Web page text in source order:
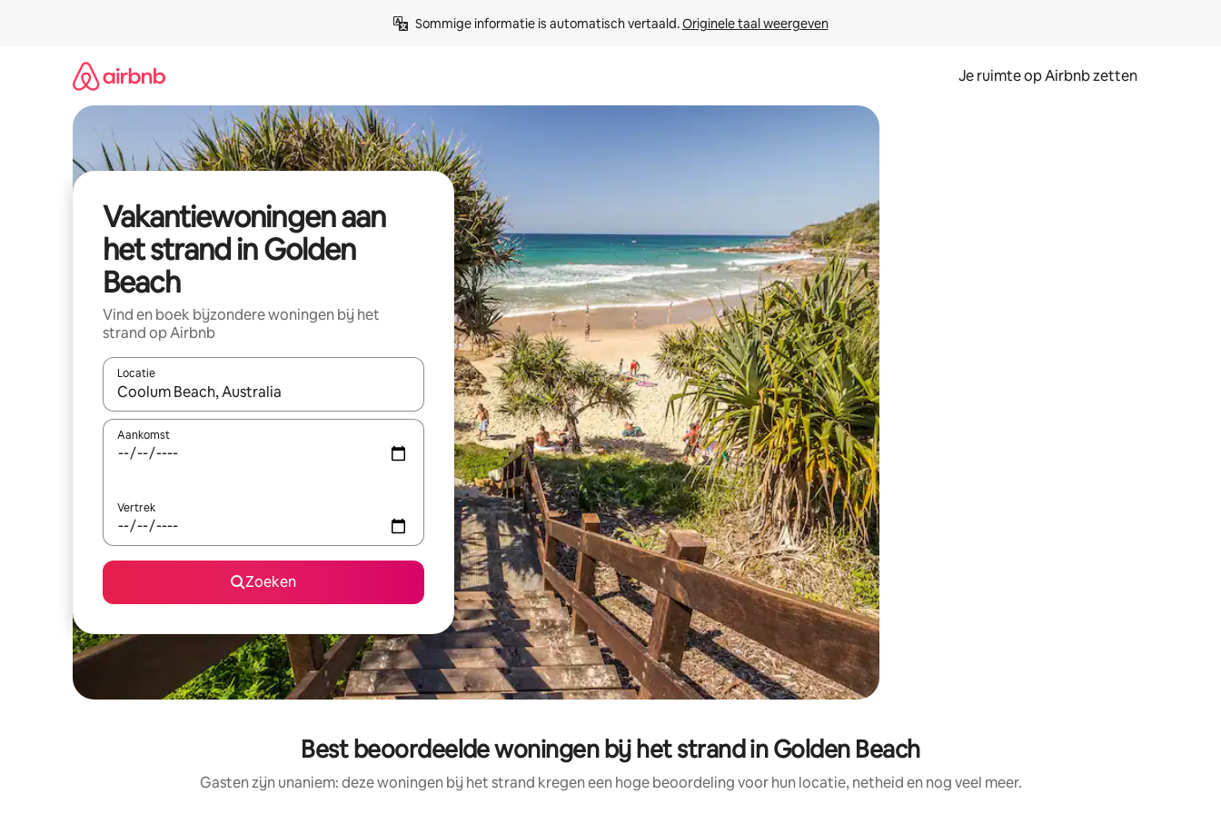
Sommige informatie is automatisch vertaald. Originele taal weergeven
Je ruimte op Airbnb zetten
Vakantiewoningen aan
het strand in Golden
Beach
Vind en boek bijzondere woningen bij het
strand op Airbnb
Locatie
Wanneer er suggesties beschikbaar zijn, maak je een keuze met je de pijltjestoetsen omhoog en omlaag, óf door te tikken of swipen.
Aankomst
Vertrek
Zoeken
Best beoordeelde woningen bij het strand in Golden Beach
Gasten zijn unaniem: deze woningen bij het strand kregen een hoge beoordeling voor hun locatie, netheid en nog veel meer.